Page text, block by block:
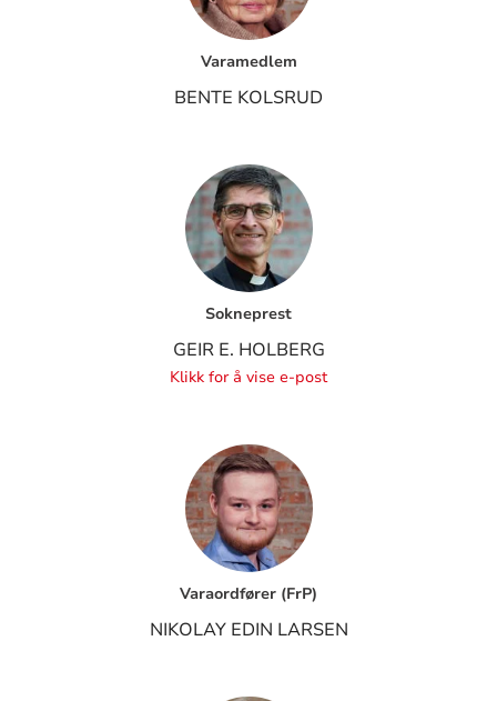
Varamedlem
BENTE KOLSRUD
Sokneprest
GEIR E. HOLBERG
Klikk for å vise e-post
Varaordfører (FrP)
NIKOLAY EDIN LARSEN